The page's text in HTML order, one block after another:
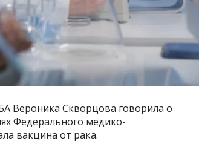
Вероника Скворцова говорила о
Федерального медико-
вакцина от рака.